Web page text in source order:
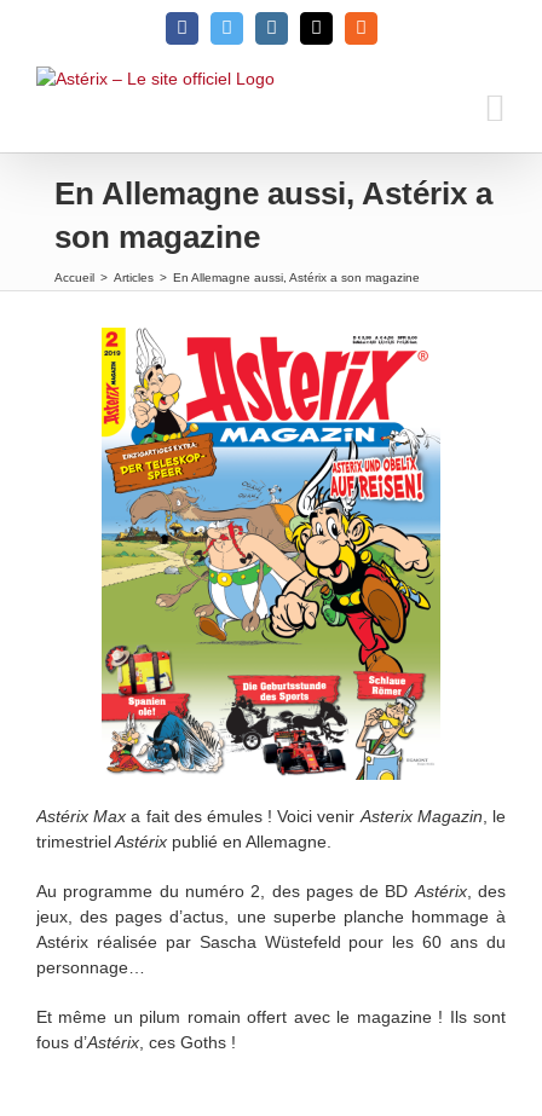
FacebookTwitterInstagramEmailRss
En Allemagne aussi, Astérix a
son magazine
Accueil > Articles > En Allemagne aussi, Astérix a son magazine
Astérix Max a fait des émules ! Voici venir Asterix Magazin , le
trimestrielAstérix publié en Allemagne.
Au programme du numéro 2, des pages de BD Astérix, des
jeux, des pages d’actus, une superbe planche hommage à
Astérix réalisée par Sascha Wüstefeld pour les 60 ans du
personnage…
Et même un pilum romain offert avec le magazine ! Ils sont
fous d’Astérix , ces Goths !